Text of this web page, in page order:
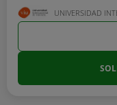
UNIVERSIDAD